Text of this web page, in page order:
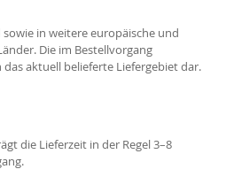
in weitere europäische und
Die im Bestellvorgang
aktuell belieferte Liefergebiet dar.
die Lieferzeit in der Regel 3–8